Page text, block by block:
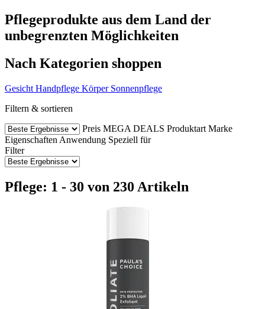
Pflegeprodukte aus dem Land der
unbegrenzten Möglichkeiten
Nach Kategorien shoppen
Gesicht Handpflege Körper Sonnenpflege
Filtern & sortieren
Preis MEGA DEALS Produktart Marke
Eigenschaften Anwendung Speziell für
Filter
Pflege: 1 - 30 von 230 Artikeln